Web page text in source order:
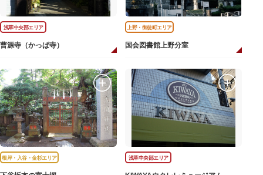
浅草中央部エリア
曹源寺（かっぱ寺）
上野・御徒町エリア
国会図書館上野分室
根岸・入谷・金杉エリア 浅草中央部エリア